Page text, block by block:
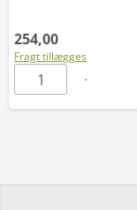
254,00
Fragt tillægges